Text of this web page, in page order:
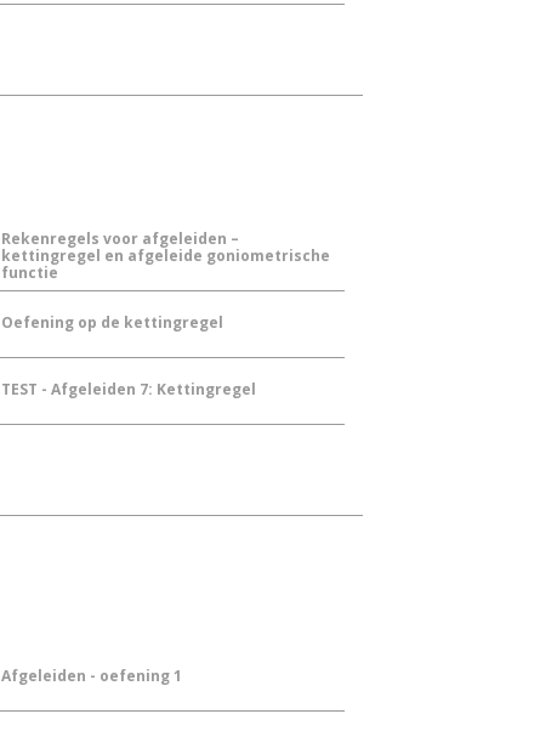
Rekenregels voor afgeleiden –
kettingregel en afgeleide goniometrische
functie
Oefening op de kettingregel
TEST - Afgeleiden 7: Kettingregel
Afgeleiden - oefening 1